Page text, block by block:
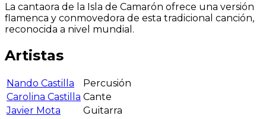
La cantaora de la Isla de Camarón ofrece una versión
flamenca y conmovedora de esta tradicional canción,
reconocida a nivel mundial.
Artistas
Nando Castilla
Percusión
Carolina Castilla Cante
Javier Mota
Guitarra